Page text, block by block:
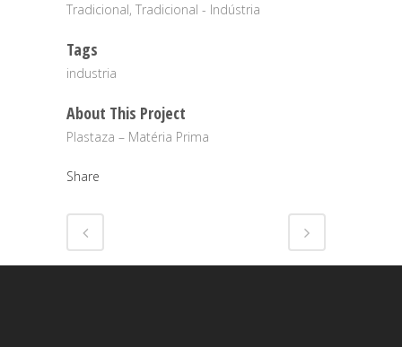
Tradicional, Tradicional - Indústria
Tags
industria
About This Project
Plastaza – Matéria Prima
Share